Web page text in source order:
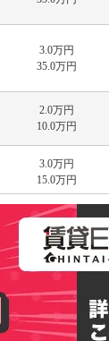
3.0万円
35.0万円
2.0万円
10.0万円
3.0万円
15.0万円
3.0万円
30.0万円
3.0万円